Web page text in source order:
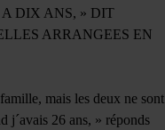
DIX ANS, » DIT
ARRANGEES EN
mais les deux ne sont
j´avais 26 ans, » réponds